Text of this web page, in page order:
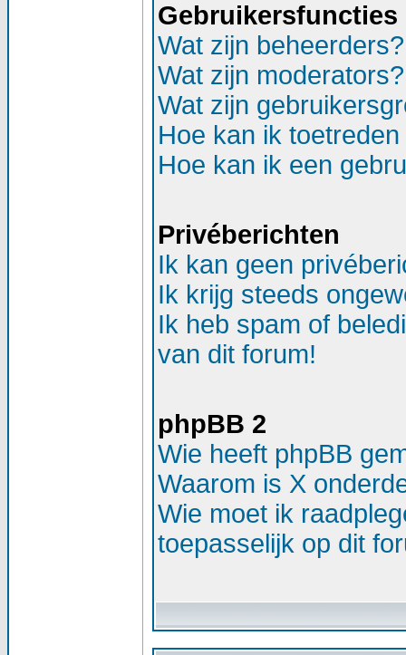
Gebruikersfuncties
Wat zijn beheerders?
Wat zijn moderators?
Wat zijn
Hoe kan ik
Hoe kan ik een
Privéberichten
Ik kan geen
Ik krijg steeds
Ik heb spam of
van dit forum!
phpBB 2
Wie heeft phpBB
Waarom is X
Wie moet ik
toepasselijk op dit